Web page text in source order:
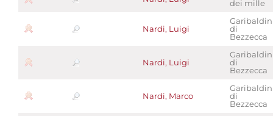
dei mille
Nardi, Luigi
di
Bezzecca
Nardi, Luigi
di
Bezzecca
Nardi, Marco
di
Bezzecca